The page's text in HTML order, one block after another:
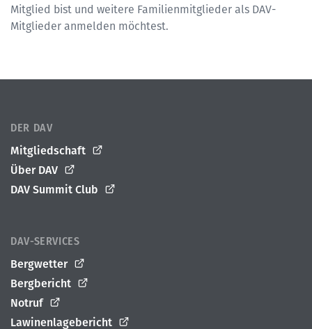
Mitglied bist und weitere Familienmitglieder als DAV-
Mitglieder anmelden möchtest.
DER DAV
Mitgliedschaft
Über DAV
DAV Summit Club
DAV-SERVICES
Bergwetter
Bergbericht
Notruf
Lawinenlagebericht